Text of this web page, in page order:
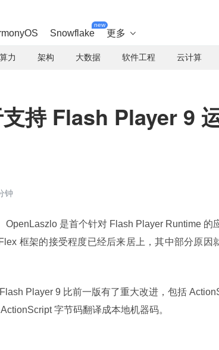
Snowflake
new
更多 
力 架构 大数据 软件工程 云计算
持 Flash Player 9
钟
是首个针对 Flash Player Runtime 的
框架的接受程度已经后来居上，其中部分原因
Player 9 比前一版有了重大改进，包括
字节码翻译成本地机器码。